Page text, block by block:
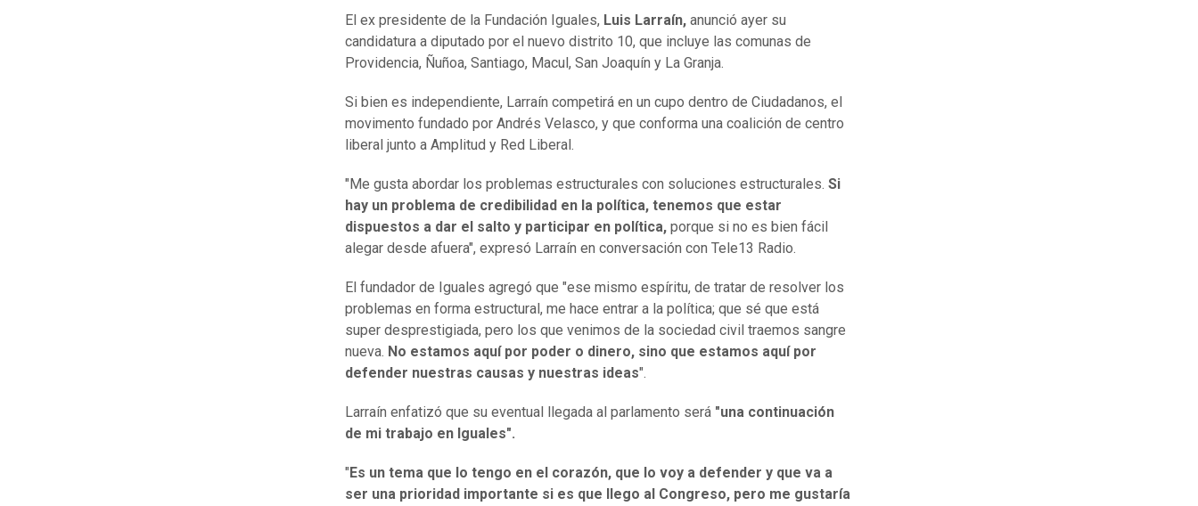
El ex presidente de la Fundación Iguales, Luis Larraín, anunció ayer su
candidatura a diputado por el nuevo distrito 10, que incluye las comunas de
Providencia, Ñuñoa, Santiago, Macul, San Joaquín y La Granja.
Si bien es independiente, Larraín competirá en un cupo dentro de Ciudadanos, el
movimento fundado por Andrés Velasco, y que conforma una coalición de centro
liberal junto a Amplitud y Red Liberal.
"Me gusta abordar los problemas estructurales con soluciones estructurales. Si
hay un problema de credibilidad en la política, tenemos que estar
dispuestos a dar el salto y participar en política, porque si no es bien fácil
alegar desde afuera", expresó Larraín en conversación con Tele13 Radio.
El fundador de Iguales agregó que "ese mismo espíritu, de tratar de resolver los
problemas en forma estructural, me hace entrar a la política; que sé que está
super desprestigiada, pero los que venimos de la sociedad civil traemos sangre
nueva. No estamos aquí por poder o dinero, sino que estamos aquí por
defender nuestras causas y nuestras ideas".
Larraín enfatizó que su eventual llegada al parlamento será "una continuación
de mi trabajo en Iguales".
" Es un tema que lo tengo en el corazón, que lo voy a defender y que va a
ser una prioridad importante si es que llego al Congreso, pero me gustaría